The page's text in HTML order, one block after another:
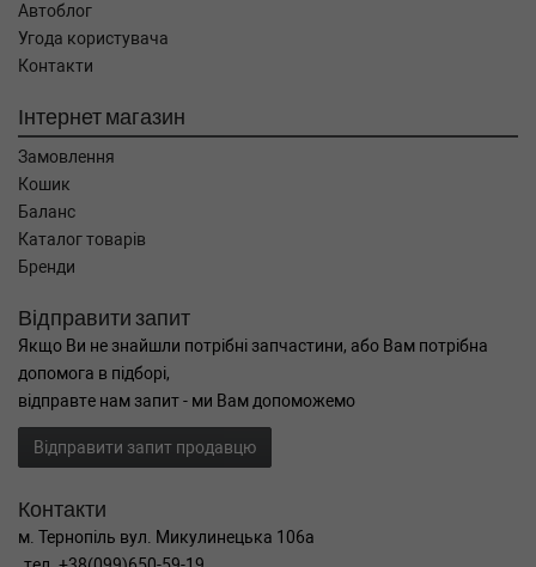
Автоблог
Угода користувача
Контакти
Інтернет магазин
Замовлення
Кошик
Баланс
Каталог товарів
Бренди
Відправити запит
Якщо Ви не знайшли потрібні запчастини, або Вам потрібна
допомога в підборі,
відправте нам запит - ми Вам допоможемо
Відправити запит продавцю
Контакти
м. Тернопіль вул. Микулинецька 106а